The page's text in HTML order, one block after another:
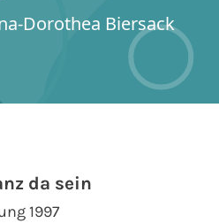
Dorothea Biersack
da sein
1997